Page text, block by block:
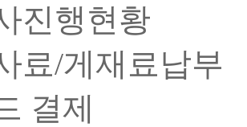
진행현황
료/게재료납부
결제